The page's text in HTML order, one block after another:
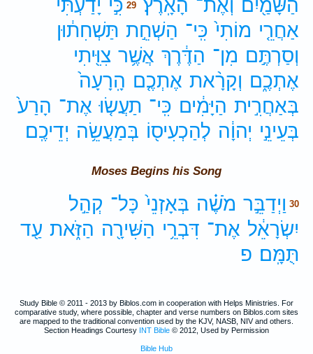
הַשָּׁמַ֖יִם וְאֶת־ הָאָֽרֶץ׃ 29 כִּ֣י יָדַ֗עְתִּי
אַחֲרֵ֤י מוֹתִי֙ כִּֽי־ הַשְׁחֵ֣ת תַּשְׁחִת֔וּן
וְסַרְתֶּ֣ם מִן־ הַדֶּ֔רֶךְ אֲשֶׁ֥ר צִוִּ֖יתִי
אֶתְכֶ֑ם וְקָרָ֨את אֶתְכֶ֤ם הָֽרָעָה֙
בְּאַחֲרִ֣ית הַיָּמִ֔ים כִּֽי־ תַעֲשׂ֤וּ אֶת־ הָרַע֙
בְּעֵינֵ֣י יְהוָ֔ה לְהַכְעִיס֖וֹ בְּמַעֲשֵׂ֥ה יְדֵיכֶֽם׃
Moses Begins his Song
30 וַיְדַבֵּ֣ר מֹשֶׁ֗ה בְּאָזְנֵי֙ כָּל־ קְהַ֣ל
יִשְׂרָאֵ֔ל אֶת־ דִּבְרֵ֥י הַשִּׁירָ֖ה הַזֹּ֑את עַ֖ד
תֻּמָּֽם׃ פ
Study Bible © 2011 - 2013 by Biblos.com in cooperation with Helps Ministries. For
comparative study, where possible, chapter and verse numbers on Biblos.com sites
are mapped to the traditional convention used by the KJV, NASB, NIV and others.
Section Headings Courtesy INT Bible © 2012, Used by Permission
Bible Hub